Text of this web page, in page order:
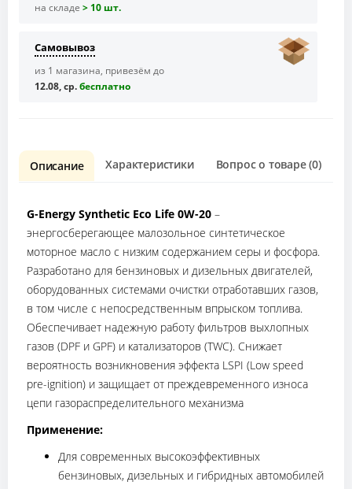
на складе > 10 шт.
Самовывоз
из 1 магазина, привезём до
12.08, ср.бесплaтно
Описание Характеристики Вопрос о товаре (0)
G-Energy Synthetic Eco Life 0W-20 –
энергосберегающее малозольное синтетическое
моторное масло с низким содержанием серы и фосфора.
Разработано для бензиновых и дизельных двигателей,
оборудованных системами очистки отработавших газов,
в том числе с непосредственным впрыском топлива.
Обеспечивает надежную работу фильтров выхлопных
газов (DPF и GPF) и катализаторов (TWC). Снижает
вероятность возникновения эффекта LSPI (Low speed
pre-ignition) и защищает от преждевременного износа
цепи газораспределительного механизма
Применение:
Для современных высокоэффективных
бензиновых, дизельных и гибридных автомобилей